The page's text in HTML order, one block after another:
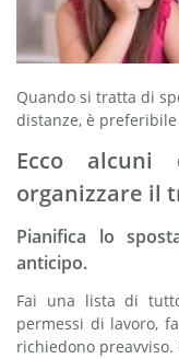
Quando si tratta di
distanze, è
Ecco
organizzare il
Pianifica lo
anticipo.
Fai una lista di
permessi di lavoro,
richiedono